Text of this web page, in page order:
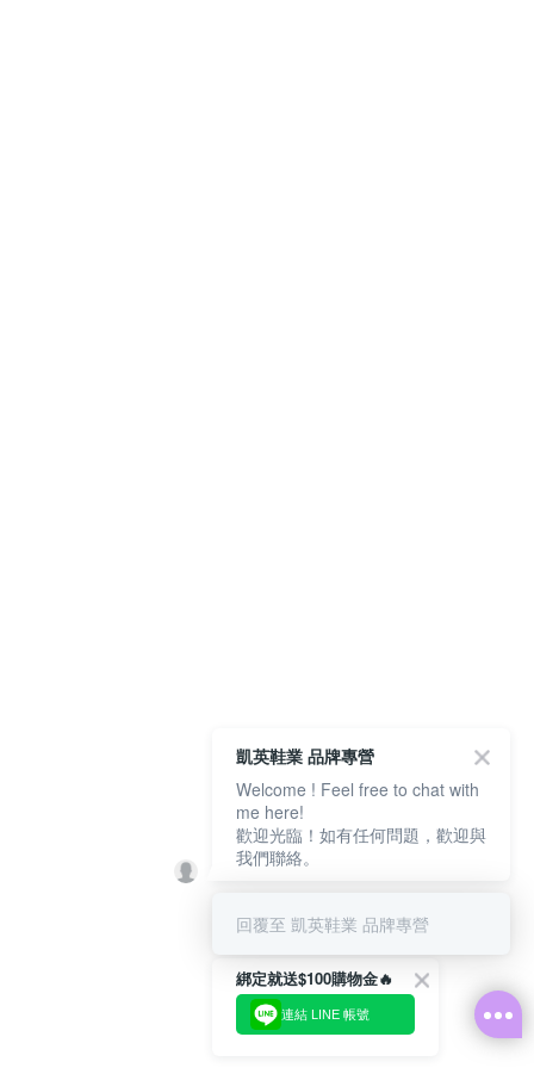
綁定就送$100購物金🔥
連結 LINE 帳號
凱英鞋業 品牌專營
Welcome ! Feel free to chat with
me here!
歡迎光臨！如有任何問題，歡迎與
我們聯絡。
回覆至 凱英鞋業 品牌專營